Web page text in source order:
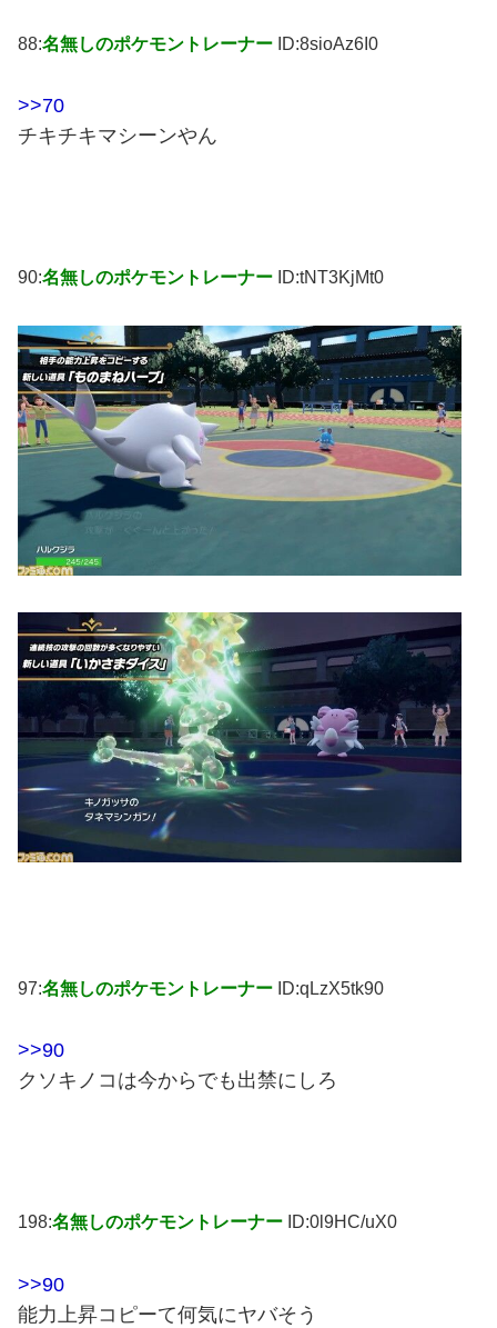
88:名無しのポケモントレーナー ID:8sioAz6I0
>>70
チキチキマシーンやん
90:名無しのポケモントレーナー ID:tNT3KjMt0
97:名無しのポケモントレーナー ID:qLzX5tk90
>>90
クソキノコは今からでも出禁にしろ
198:名無しのポケモントレーナー ID:0l9HC/uX0
>>90
能力上昇コピーて何気にヤバそう